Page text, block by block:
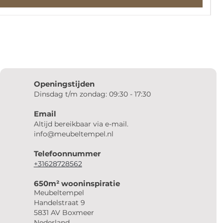
Openingstijden
Dinsdag t/m zondag: 09:30 - 17:30
Email
Altijd bereikbaar via e-mail.
info@meubeltempel.nl
Telefoonnummer
+31628728562
650m² wooninspiratie
Meubeltempel
Handelstraat 9
5831 AV Boxmeer